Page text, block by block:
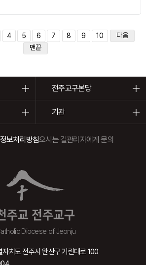
4 5 6 7 8 9 10
다음
맨끝
전주교구본당
기관
주교 전주교구
Diocese of Jeonju
보처리방침오시는 길관리자에게 문의
치도 전주시 완산구 기린대로 100